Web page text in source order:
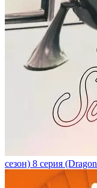
сезон) 8 серия